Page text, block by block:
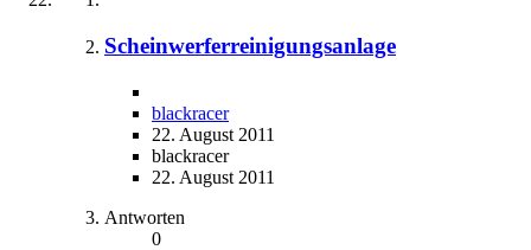
Scheinwerferreinigungsanlage
blackracer
22. August 2011
blackracer
22. August 2011
Antworten
0